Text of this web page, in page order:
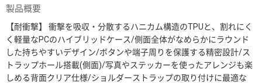
製品概要
【耐衝撃】 衝撃を吸収・分散するハニカム構造のTPUと、割れにく
く軽量なPCのハイブリッドケース/側面全体がなめらかにラウンド
した持ちやすいデザイン/ボタンや端子周りを保護する精密設計/ス
トラップホール搭載(側面)/写真やステッカーを使ったアレンジも楽
しめる背面クリア仕様/ショルダーストラップの取り付けに最適な